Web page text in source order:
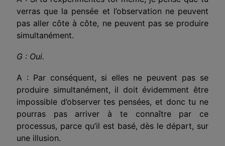
verras que la pensée et l’observation ne peuvent
pas aller côte à côte, ne peuvent pas se produire
simultanément.
G : Oui.
A : Par conséquent, si elles ne peuvent pas se
produire simultanément, il doit évidemment être
impossible d’observer tes pensées, et donc tu ne
pourras pas arriver à te connaître par ce
processus, parce qu’il est basé, dès le départ, sur
une illusion.